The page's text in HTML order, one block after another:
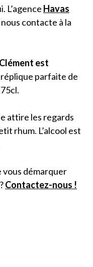
L’agence Havas
contacte à la
est
réplique parfaite de
attire les regards
rhum. L’alcool est
vous démarquer
Contactez-nous !